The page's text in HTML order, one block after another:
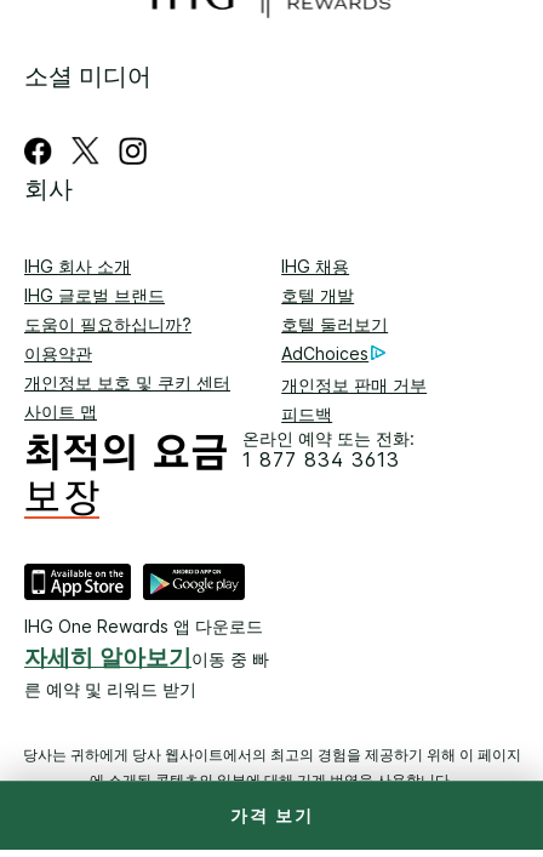
가격 보기
소셜 미디어
회사
IHG 회사 소개
IHG 채용
IHG 글로벌 브랜드
호텔 개발
도움이 필요하십니까?
호텔 둘러보기
이용약관
AdChoices
개인정보 보호 및 쿠키 센터
개인정보 판매 거부
사이트 맵
피드백
온라인 예약 또는 전화:
1 877 834 3613
IHG One Rewards 앱 다운로드
자세히 알아보기 이동 중 빠
른 예약 및 리워드 받기
당사는 귀하에게 당사 웹사이트에서의 최고의 경험을 제공하기 위해 이 페이지
에 소개된 콘텐츠의 일부에 대해 기계 번역을 사용합니다.
© 2026 IHG. All Rights Reserved. 대부분 호텔은 독립적으로 소유